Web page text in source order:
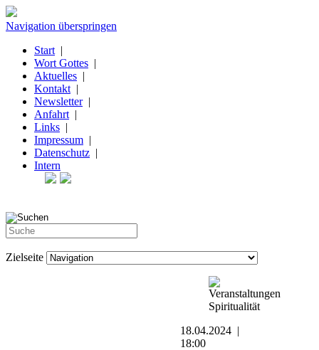
Navigation überspringen
Start |
Wort Gottes |
Aktuelles |
Kontakt |
Newsletter|
Anfahrt |
Links |
Impressum |
Datenschutz |
Intern
Zielseite
18.04.2024 |
18:00